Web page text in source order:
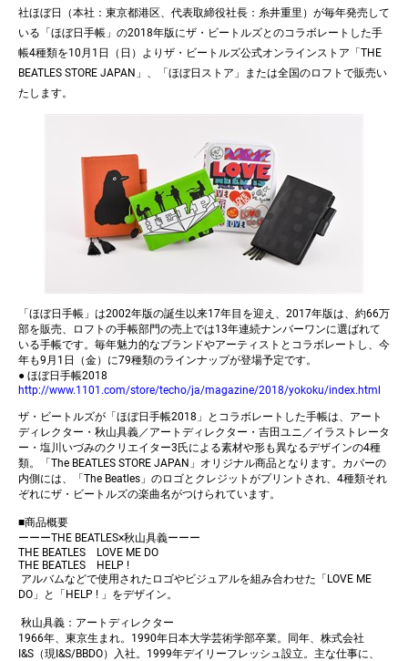
社ほぼ日（本社：東京都港区、代表取締役社長：糸井重里）が毎年発売して
いる「ほぼ日手帳」の2018年版にザ・ビートルズとのコラボレートした手
帳4種類を10月1日（日）よりザ・ビートルズ公式オンラインストア「THE
BEATLES STORE JAPAN」、「ほぼ日ストア」または全国のロフトで販売い
たします。
「ほぼ日手帳」は2002年版の誕生以来17年目を迎え、2017年版は、約66万
部を販売、ロフトの手帳部門の売上では13年連続ナンバーワンに選ばれて
いる手帳です。毎年魅力的なブランドやアーティストとコラボレートし、今
年も9月1日（金）に79種類のラインナップが登場予定です。
● ほぼ日手帳2018
http://www.1101.com/store/techo/ja/magazine/2018/yokoku/index.html
ザ・ビートルズが「ほぼ日手帳2018」とコラボレートした手帳は、アート
ディレクター・秋山具義／アートディレクター・吉田ユニ／イラストレータ
ー・塩川いづみのクリエイター3氏による素材や形も異なるデザインの4種
類。「The BEATLES STORE JAPAN」オリジナル商品となります。カバーの
内側には、「The Beatles」のロゴとクレジットがプリントされ、4種類それ
ぞれにザ・ビートルズの楽曲名がつけられています。
■商品概要
ーーーTHE BEATLES×秋山具義ーーー
THE BEATLES LOVE ME DO
THE BEATLES HELP !
アルバムなどで使用されたロゴやビジュアルを組み合わせた「LOVE ME
DO」と「HELP ! 」をデザイン。
秋山具義：アートディレクター
1966年、東京生まれ。1990年日本大学芸術学部卒業。同年、株式会社
I&S（現I&S/BBDO）入社。1999年デイリーフレッシュ設立。主な仕事に、